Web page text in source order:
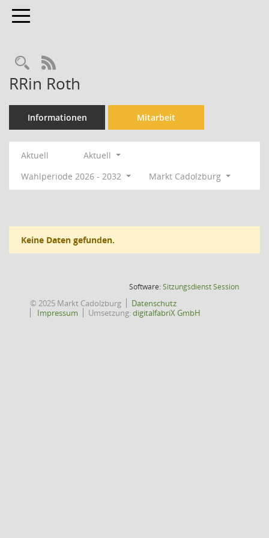
Toggle navigation
Rechercheauswahl
RSS-Feed
RRin Roth
Informationen Mitarbeit
Aktuell
Aktuell
Wahlperiode 2026 - 2032
Markt Cadolzburg
Keine Daten gefunden.
Software:SitzungsdienstSession(Wird in
© 2025 Markt Cadolzburg
Datenschutz
Impressum
Umsetzung:digitalfabriX GmbH